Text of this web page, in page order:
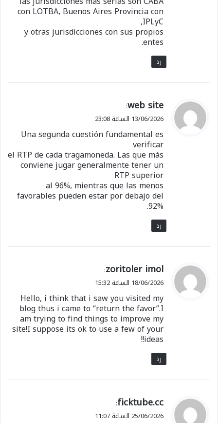
شارك هذا الموضوع:
X
con LOTBA, Buenos Aires Provincia con
IPLyC,
y otras jurisdicciones con sus propios
entes.
رد
ي
ق
ل
web site
:
13/06/2026 الساعة 23:08
Una segunda cuestión fundamental es
verificar
el RTP de cada tragamoneda. Las que más
conviene jugar generalmente tener un
RTP superior
al 96%, mientras que las menos
favorables pueden estar por debajo del
92%.
رد
ي
ق
ل
zoritoler imol
:
18/06/2026 الساعة 15:32
Hello, i think that i saw you visited my
blog thus i came to “return the favor”.I
am trying to find things to improve my
site!I suppose its ok to use a few of your
ideas!!
رد
ي
ق
ficktube.cc
:
25/06/2026 الساعة 11:07